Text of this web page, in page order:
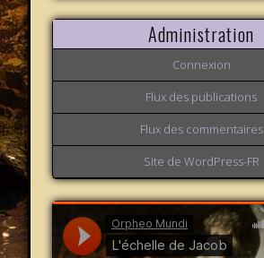
Administration
Connexion
Flux des publications
Flux des commentaires
Site de WordPress-FR